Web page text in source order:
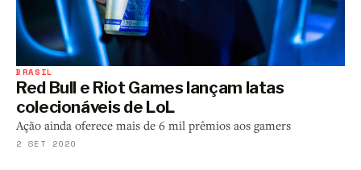
BRASIL
Red Bull e Riot Games lançam latas
colecionáveis de LoL
Ação ainda oferece mais de 6 mil prêmios aos gamers
2 SET 2020